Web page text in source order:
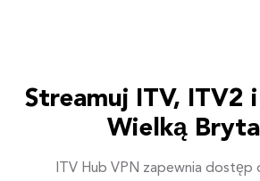
Streamuj ITV, ITV2
Wielką
ITV Hub VPN zapewnia dostęp